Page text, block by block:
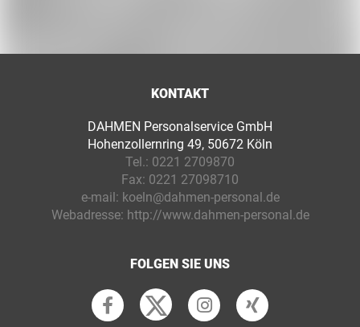
KONTAKT
DAHMEN Personalservice GmbH
Hohenzollernring 49, 50672 Köln
Tel.: 0221 2709870
Fax: 0221 27098710
e-mail: koeln@dahmen-personal.de
Webadresse: http://www.dahmen-personal.de
FOLGEN SIE UNS